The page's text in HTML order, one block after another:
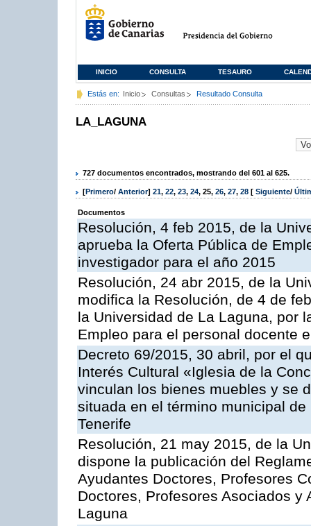
INICIO CONSULTA TESAURO
Estás en: Inicio Consultas Resultado Consulta
LA_LAGUNA
727 documentos encontrados, mostrando del 601 al 625.
[Primero/ Anterior] 21, 22, 23, 24, 25, 26, 27, 28 [ Siguiente/
Documentos
Resolución, 4 feb 2015, de la
aprueba la Oferta Pública de
investigador para el año 2015
Resolución, 24 abr 2015, de la
modifica la Resolución, de 4 de
la Universidad de La Laguna, por
Empleo para el personal docente
Decreto 69/2015, 30 abril, por el
Interés Cultural «Iglesia de la
vinculan los bienes muebles y se
situada en el término municipal
Tenerife
Resolución, 21 may 2015, de la
dispone la publicación del
Ayudantes Doctores, Profesores
Doctores, Profesores Asociados
Laguna